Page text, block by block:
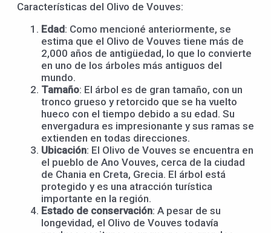
Características del Olivo de Vouves:
Edad: Como mencioné anteriormente, se
estima que el Olivo de Vouves tiene más de
2,000 años de antigüedad, lo que lo convierte
en uno de los árboles más antiguos del
mundo.
Tamaño: El árbol es de gran tamaño, con un
tronco grueso y retorcido que se ha vuelto
hueco con el tiempo debido a su edad. Su
envergadura es impresionante y sus ramas se
extienden en todas direcciones.
Ubicación: El Olivo de Vouves se encuentra en
el pueblo de Ano Vouves, cerca de la ciudad
de Chania en Creta, Grecia. El árbol está
protegido y es una atracción turística
importante en la región.
Estado de conservación: A pesar de su
longevidad, el Olivo de Vouves todavía